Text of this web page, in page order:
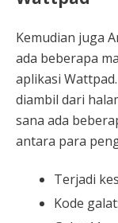
Kemudian juga
ada beberapa
aplikasi
diambil dari
sana ada
antara para
Terjadi
Kode